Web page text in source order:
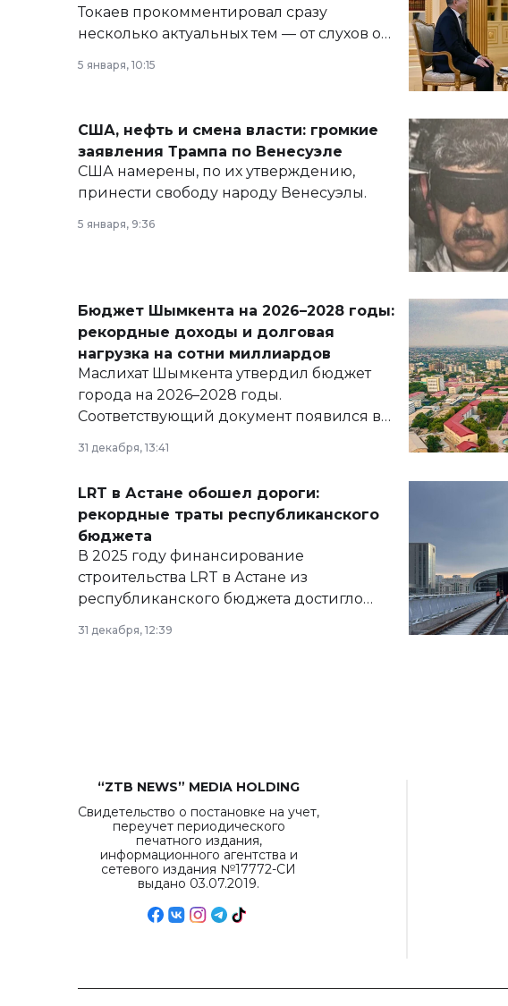
Токаев прокомментировал сразу
несколько актуальных тем — от слухов о
армии, экономики и личного здоровья.
5 января, 10:15
США, нефть и смена власти: громкие
заявления Трампа по Венесуэле
США намерены, по их утверждению,
принести свободу народу Венесуэлы.
5 января, 9:36
Бюджет Шымкента на 2026–2028 годы:
рекордные доходы и долговая
нагрузка на сотни миллиардов
Маслихат Шымкента утвердил бюджет
города на 2026–2028 годы.
Соответствующий документ появился в
базе нормативных правовых актов и на
сайте маслихат города.
31 декабря, 13:41
LRT в Астане обошел дороги:
рекордные траты республиканского
бюджета
В 2025 году финансирование
строительства LRT в Астане из
республиканского бюджета достигло
рекордных объемов.
31 декабря, 12:39
“ZTB NEWS” MEDIA HOLDING
Свидетельство о постановке на учет,
переучет периодического
печатного издания,
информационного агентства и
сетевого издания №17772-СИ
выдано 03.07.2019.